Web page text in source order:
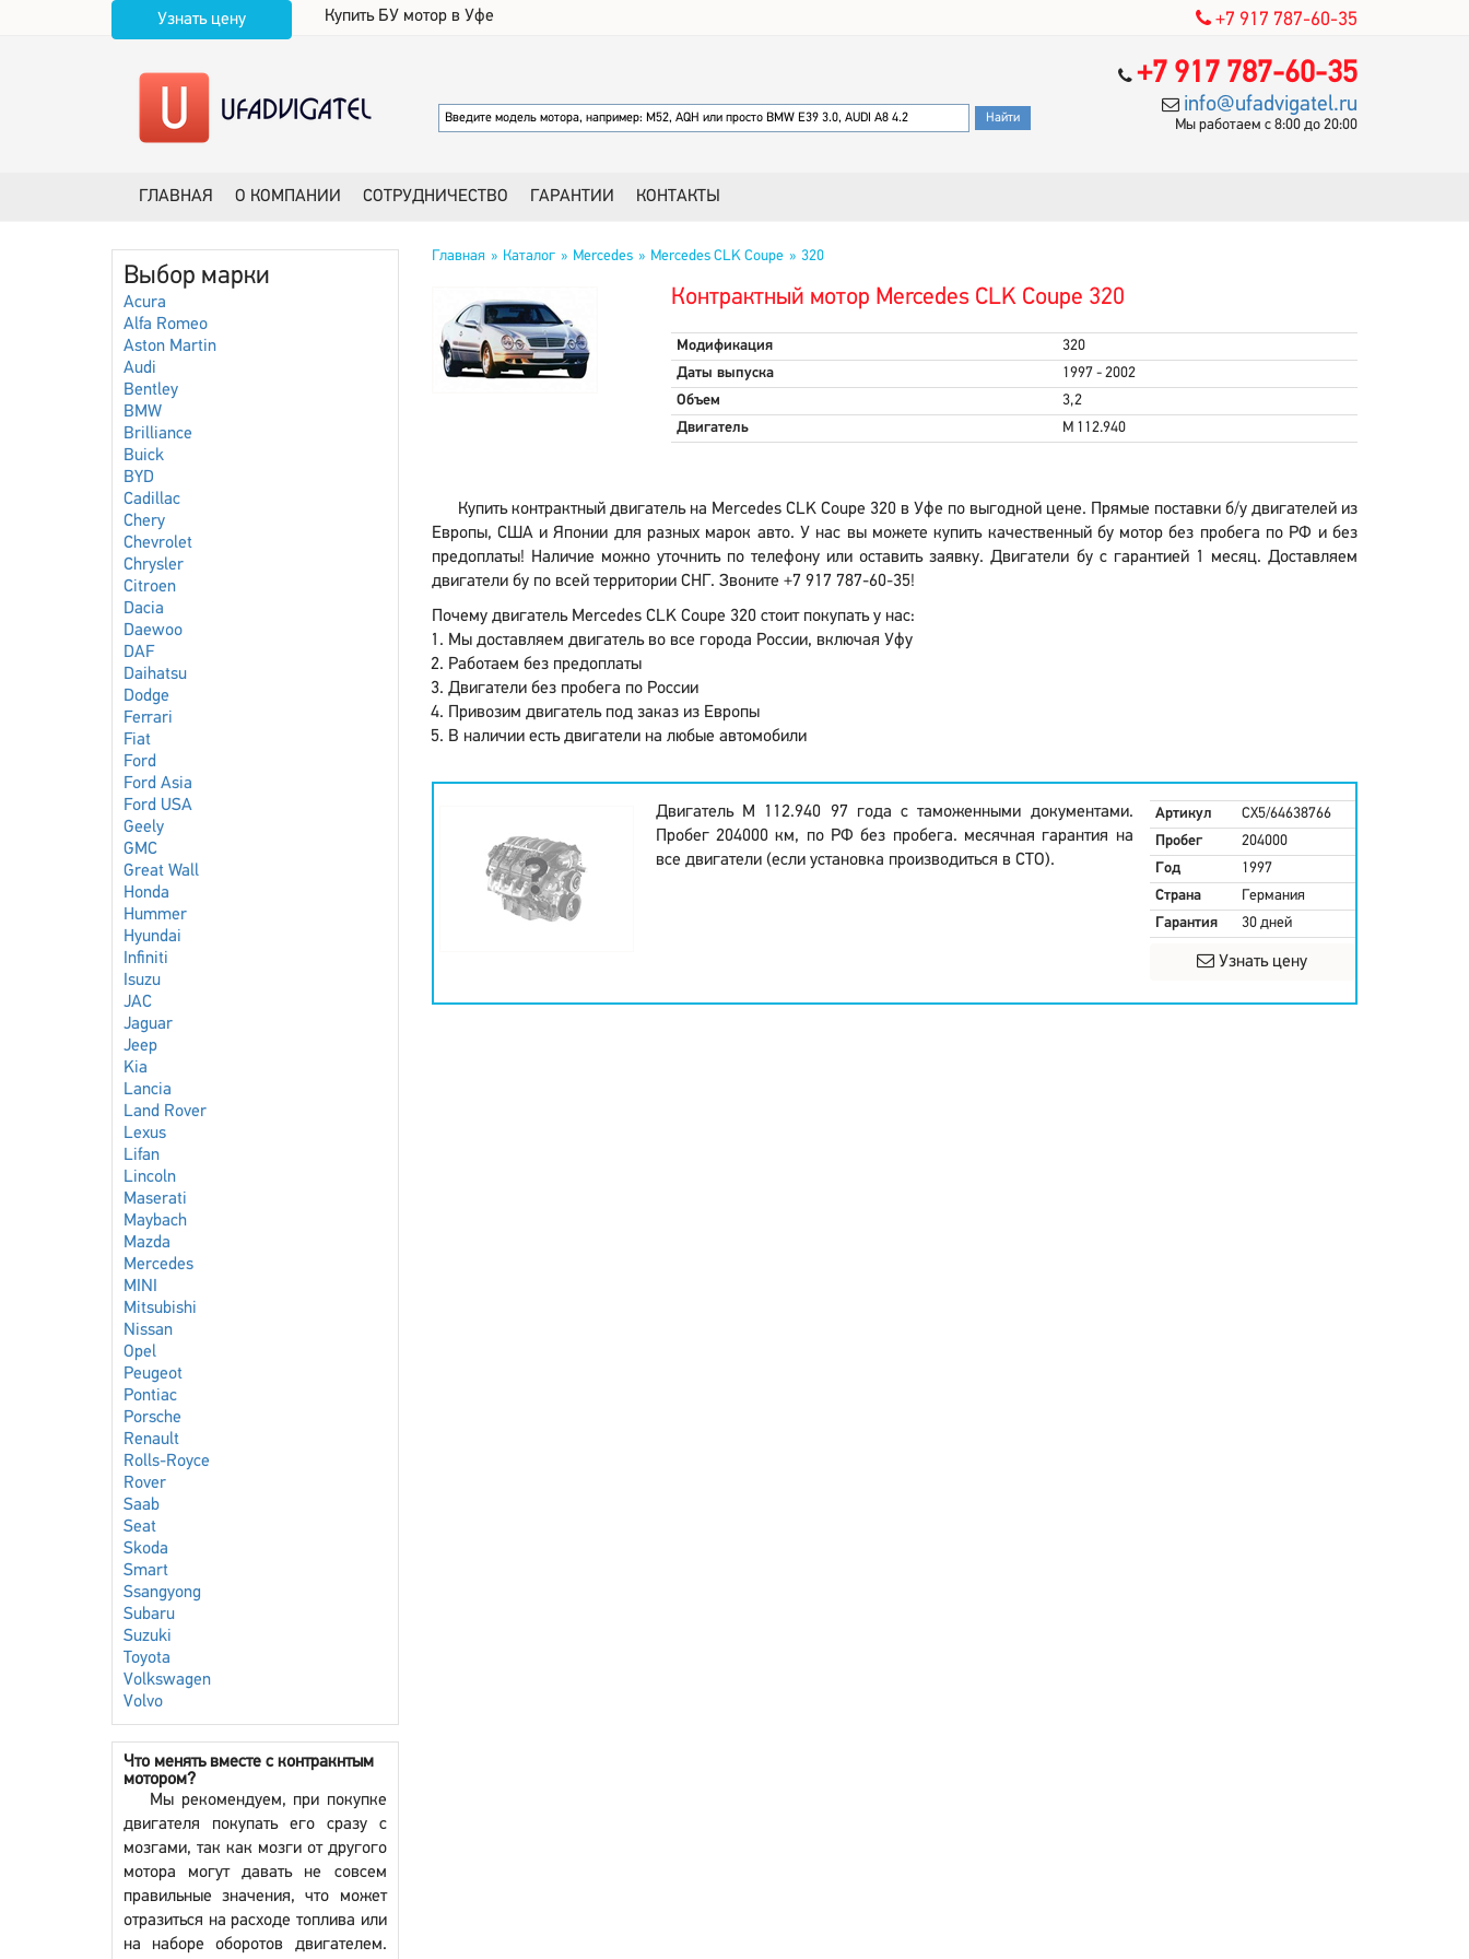
Узнать цену Купить БУ мотор в Уфе +7 917 787-60-35
+7 917 787-60-35
info@ufadvigatel.ru
Мы работаем с 8:00 до 20:00
ГЛАВНАЯ О КОМПАНИИ СОТРУДНИЧЕСТВО ГАРАНТИИ КОНТАКТЫ
Выбор марки
Acura
Alfa Romeo
Aston Martin
Audi
Bentley
BMW
Brilliance
Buick
BYD
Cadillac
Chery
Chevrolet
Chrysler
Citroen
Dacia
Daewoo
DAF
Daihatsu
Dodge
Ferrari
Fiat
Ford
Ford Asia
Ford USA
Geely
GMC
Great Wall
Honda
Hummer
Hyundai
Infiniti
Isuzu
JAC
Jaguar
Jeep
Kia
Lancia
Land Rover
Lexus
Lifan
Lincoln
Maserati
Maybach
Mazda
Mercedes
MINI
Mitsubishi
Nissan
Opel
Peugeot
Pontiac
Porsche
Renault
Rolls-Royce
Rover
Saab
Seat
Skoda
Smart
Ssangyong
Subaru
Suzuki
Toyota
Volkswagen
Volvo
Что менять вместе с контракнтым
мотором?
Мы рекомендуем, при покупке
двигателя покупать его сразу с
мозгами, так как мозги от другого
мотора могут давать не совсем
правильные значения, что может
отразиться на расходе топлива или
на наборе оборотов двигателем.
Главная Каталог Mercedes Mercedes CLK Coupe 320
Контрактный мотор Mercedes CLK Coupe 320
Модификация
320
Даты выпуска
1997 - 2002
Объем
3,2
Двигатель
M 112.940
Купить контрактный двигатель на Mercedes CLK Coupe 320 в Уфе по выгодной цене. Прямые поставки б/у двигателей из
Европы, США и Японии для разных марок авто. У нас вы можете купить качественный бу мотор без пробега по РФ и без
предоплаты! Наличие можно уточнить по телефону или оставить заявку. Двигатели бу с гарантией 1 месяц. Доставляем
двигатели бу по всей территории СНГ. Звоните +7 917 787-60-35!
Почему двигатель Mercedes CLK Coupe 320 стоит покупать у нас:
Мы доставляем двигатель во все города России, включая Уфу
Работаем без предоплаты
Двигатели без пробега по России
Привозим двигатель под заказ из Европы
В наличии есть двигатели на любые автомобили
Двигатель M 112.940 97 года с таможенными документами.
Пробег 204000 км, по РФ без пробега. месячная гарантия на
все двигатели (если установка производиться в СТО).
Артикул
CX5/64638766
Пробег
204000
Год
1997
Страна
Германия
Гарантия
30 дней
Узнать цену